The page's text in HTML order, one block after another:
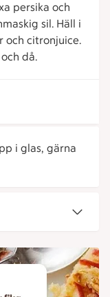
persika och
sil. Häll i
och citronjuice.
då.
i glas, gärna